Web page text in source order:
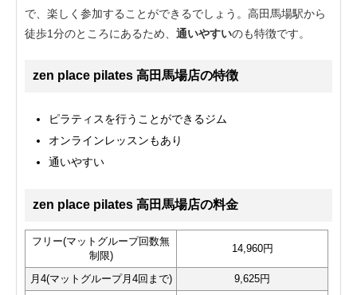
で、楽しく参加することができるでしょう。高田馬場駅から
徒歩1分のところにあるため、 通いやすいのも特徴です。
zen place pilates 高田馬場店の特徴
ピラティスを行うことができるジム
オンラインレッスンもあり
通いやすい
zen place pilates 高田馬場店の料金
フリー(マットグループ回数無
制限)
14,960円
月4(マットグループ月4回まで)
9,625円